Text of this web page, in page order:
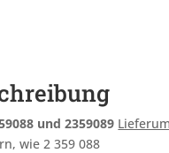
und 2359089
wie 2 359 088